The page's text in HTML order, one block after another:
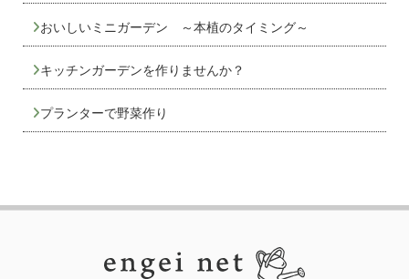
おいしいミニガーデン ～本植のタイミング～
キッチンガーデンを作りませんか？
プランターで野菜作り